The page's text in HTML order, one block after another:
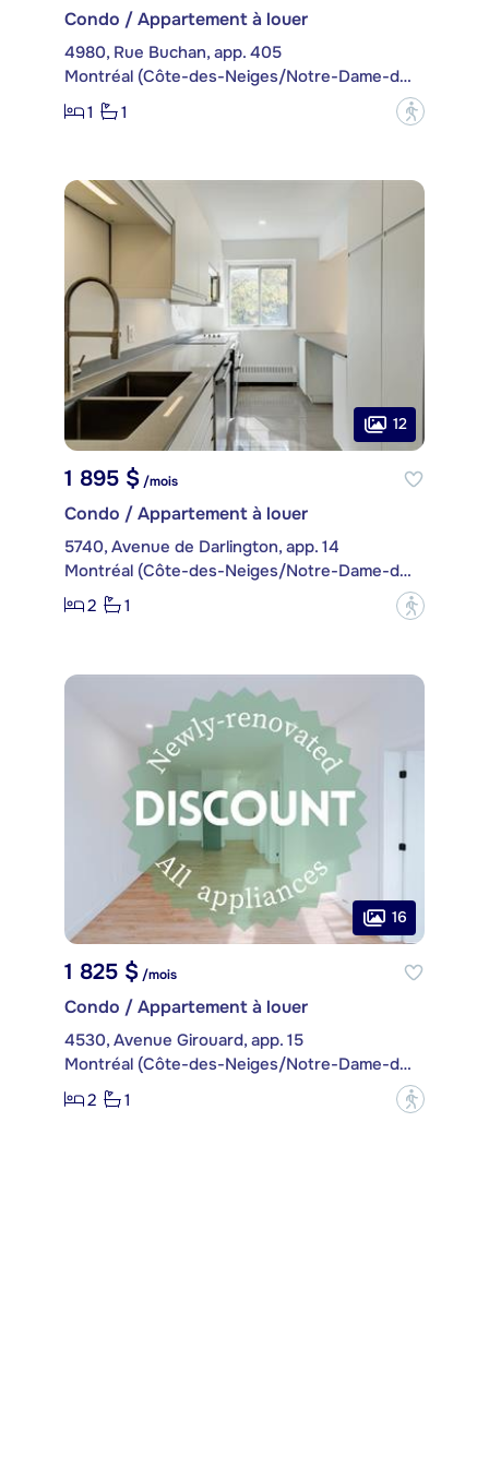
Condo / Appartement à louer
4980, Rue Buchan, app. 405
Montréal (Côte-des-Neiges/Notre-Dame-de-Grâce)
1
1 ?
12
1 895 $ /mois
Condo / Appartement à louer
5740, Avenue de Darlington, app. 14
Montréal (Côte-des-Neiges/Notre-Dame-de-Grâce)
2
1 ?
16
1 825 $/mois
Condo / Appartement à louer
4530, Avenue Girouard, app. 15
Montréal (Côte-des-Neiges/Notre-Dame-de-Grâce)
2
1 ?